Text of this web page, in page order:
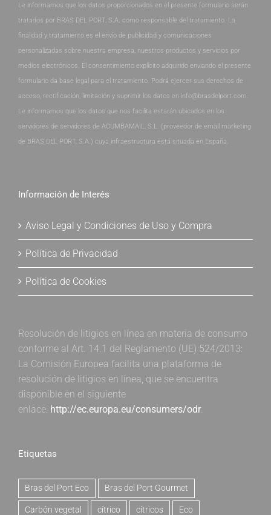
Le informamos que los datos proporcionados en el presente formulario serán
tratados por BRAS DEL PORT, S.A. como responsable del tratamiento. La
finalidad y tratamiento es el envío de publicidad y comunicaciones
personalizadas sobre nuestra empresa, nuestros productos y servicios por
medios electrónicos. El consentimiento explícito adquirido enviando el presente
formulario da base legal para el tratamiento. Podrá ejercer sus derechos de
acceso, rectificación, limitación y suprimir los datos en info@brasdelport.com.
Le informamos que los datos que nos facilita estarán ubicados en los
servidores de servidores de ACUMBAMAIL, S.L. (proveedor de email marketing
de BRAS DEL PORT, S.A.) cuya infraestructura está situada en España.
Información de Interés
Aviso Legal y Condiciones de Uso y Compra
Política de Privacidad
Política de Cookies
Resolución de litigios en línea en materia de consumo
conforme al Art. 14.1 del Reglamento (UE) 524/2013:
La Comisión Europea facilita una plataforma de
resolución de litigios en línea, que se encuentra
disponible en el siguiente
enlace: http://ec.europa.eu/consumers/odr.
Etiquetas
Bras del Port Eco Bras del Port Gourmet
Carbón vegetal cítrico cítricos Eco